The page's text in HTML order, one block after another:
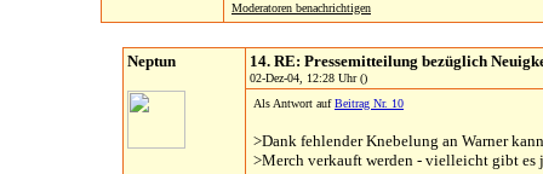
Moderatoren benachrichtigen
Neptun 14. RE: Pressemitteilung bezüglich
02-Dez-04, 12:28 Uhr ()
Als Antwort aufBeitrag Nr. 10
>Dank fehlender Knebelung an Warner
>Merch verkauft werden - vielleicht gibt es